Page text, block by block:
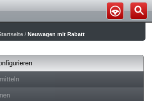
/Neuwagen mit Rabatt